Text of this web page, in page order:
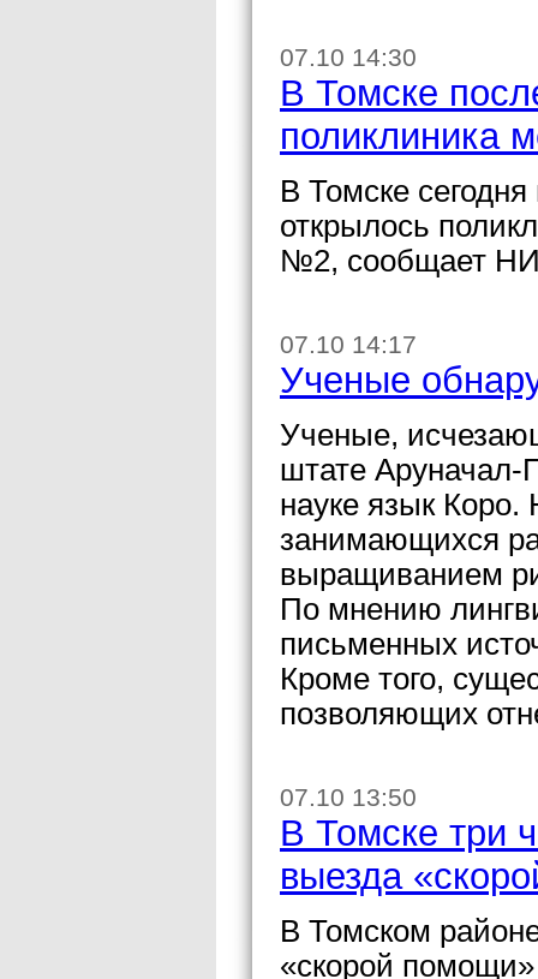
07.10 14:30
В Томске
поликлиника
В Томске
открылось
№2, сообщает
07.10 14:17
Ученые
Ученые,
штате Аруначал-
науке язык Коро.
занимающихся
выращиванием
По мнению
письменных
Кроме того,
позволяющих
07.10 13:50
В Томске три
выезда
В Томском
«скорой